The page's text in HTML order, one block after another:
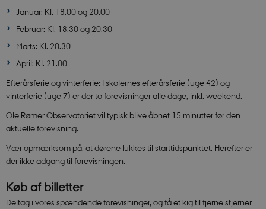
Januar: Kl. 18.00 og 20.00
Februar: Kl. 18.30 og 20.30
Marts: Kl. 20.30
April: Kl. 21.00
Efterårsferie og vinterferie: I skolernes efterårsferie (uge 42) og
vinterferie (uge 7) er der to forevisninger alle dage, inkl. weekend.
Ole Rømer Observatoriet vil typisk blive åbnet 15 minutter før den
aktuelle forevisning.
Vær opmærksom på, at dørene lukkes til starttidspunktet. Herefter er
der ikke adgang til forevisningen.
Køb af billetter
Deltag i vores spændende forevisninger, og få et kig til fjerne stjerner